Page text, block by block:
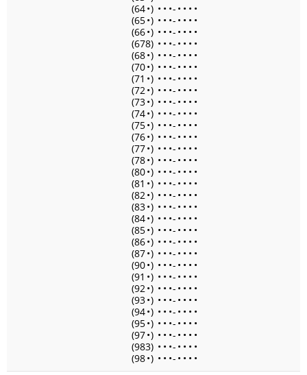
(64•) • • •- • • • •
(65•) • • •- • • • •
(66•) • • •- • • • •
(678) • • •- • • • •
(68•) • • •- • • • •
(70•) • • •- • • • •
(71 •) • • •- • • • •
(72•) • • •- • • • •
(73•) • • •- • • • •
(74•) • • •- • • • •
(75•) • • •- • • • •
(76•) • • •- • • • •
(77•) • • •- • • • •
(78•) • • •- • • • •
(80•) • • •- • • • •
(81 •) • • •- • • • •
(82•) • • •- • • • •
(83•) • • •- • • • •
(84•) • • •- • • • •
(85•) • • •- • • • •
(86•) • • •- • • • •
(87•) • • •- • • • •
(90•) • • •- • • • •
(91 •) • • •- • • • •
(92•) • • •- • • • •
(93•) • • •- • • • •
(94•) • • •- • • • •
(95•) • • •- • • • •
(97•) • • •- • • • •
(983) • • •- • • • •
(98•) • • •- • • • •